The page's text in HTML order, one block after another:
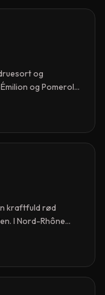
mange
og
og Pomerol.
og
har
kraftfuld rød
I Nord-Rhône
den mørkere,